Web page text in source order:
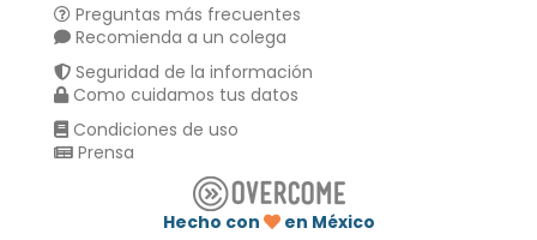
Preguntas más frecuentes
Recomienda a un colega
Seguridad de la información
Como cuidamos tus datos
Condiciones de uso
Prensa
Hecho con en México